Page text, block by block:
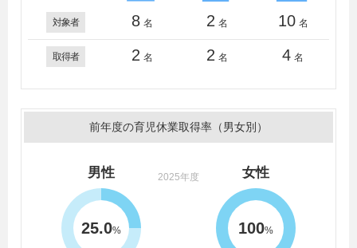
対象者 8 名 2 名 10 名
取得者 2 名 2 名 4 名
前年度の育児休業取得率（男女別）
2025年度
男性
25.0%
女性
100%